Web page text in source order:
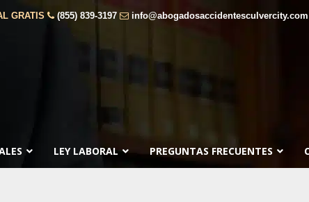
GRATIS (855) 839-3197 info@abogadosaccidentesculvercity.com
LEY LABORAL PREGUNTAS FRECUENTES